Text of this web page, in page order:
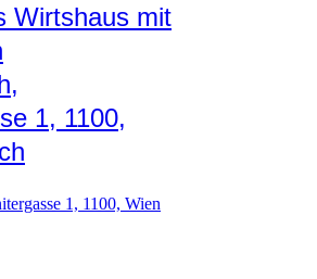
Wirtshaus mit
1, 1100,
1, 1100, Wien